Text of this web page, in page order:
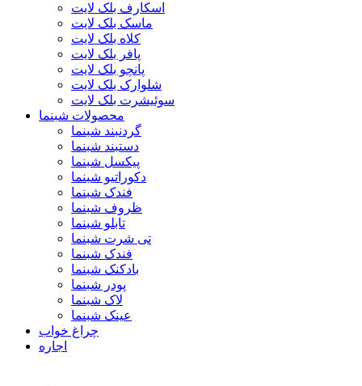
اسکارف بلک لایت
ماسک بلک لایت
کلاه بلک لایت
پافر بلک لایت
پانچو بلک لایت
شلوارک بلک لایت
سوئیشرت بلک لایت
محصولات شبنما
گردنبند شبنما
دستبند شبنما
پیکسل شبنما
دکوراتیو شبنما
فندک شبنما
ظروف شبنما
تابلو شبنما
تی شرت شبنما
فندک شبنما
بادکنک شبنما
پودر شبنما
لاک شبنما
عینک شبنما
چراغ خواب
اجاره